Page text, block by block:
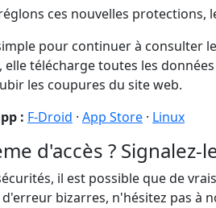
ces nouvelles
pour continuer à consulter
télécharge toutes les
les coupures du site web.
: F-Droid · App Store · Linux
d'accès ? Signalez-
il est possible que de
bizarres, n'hésitez pas à